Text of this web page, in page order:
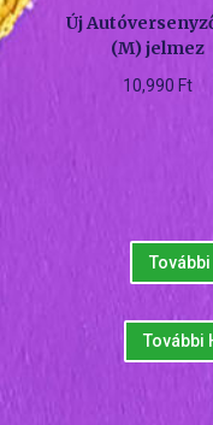
Új
(M) jelmez
10,990 Ft
További